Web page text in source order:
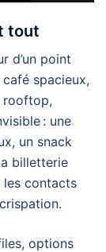
tout
d’un point
café spacieux,
rooftop,
: une
un snack
billetterie
les contacts
options